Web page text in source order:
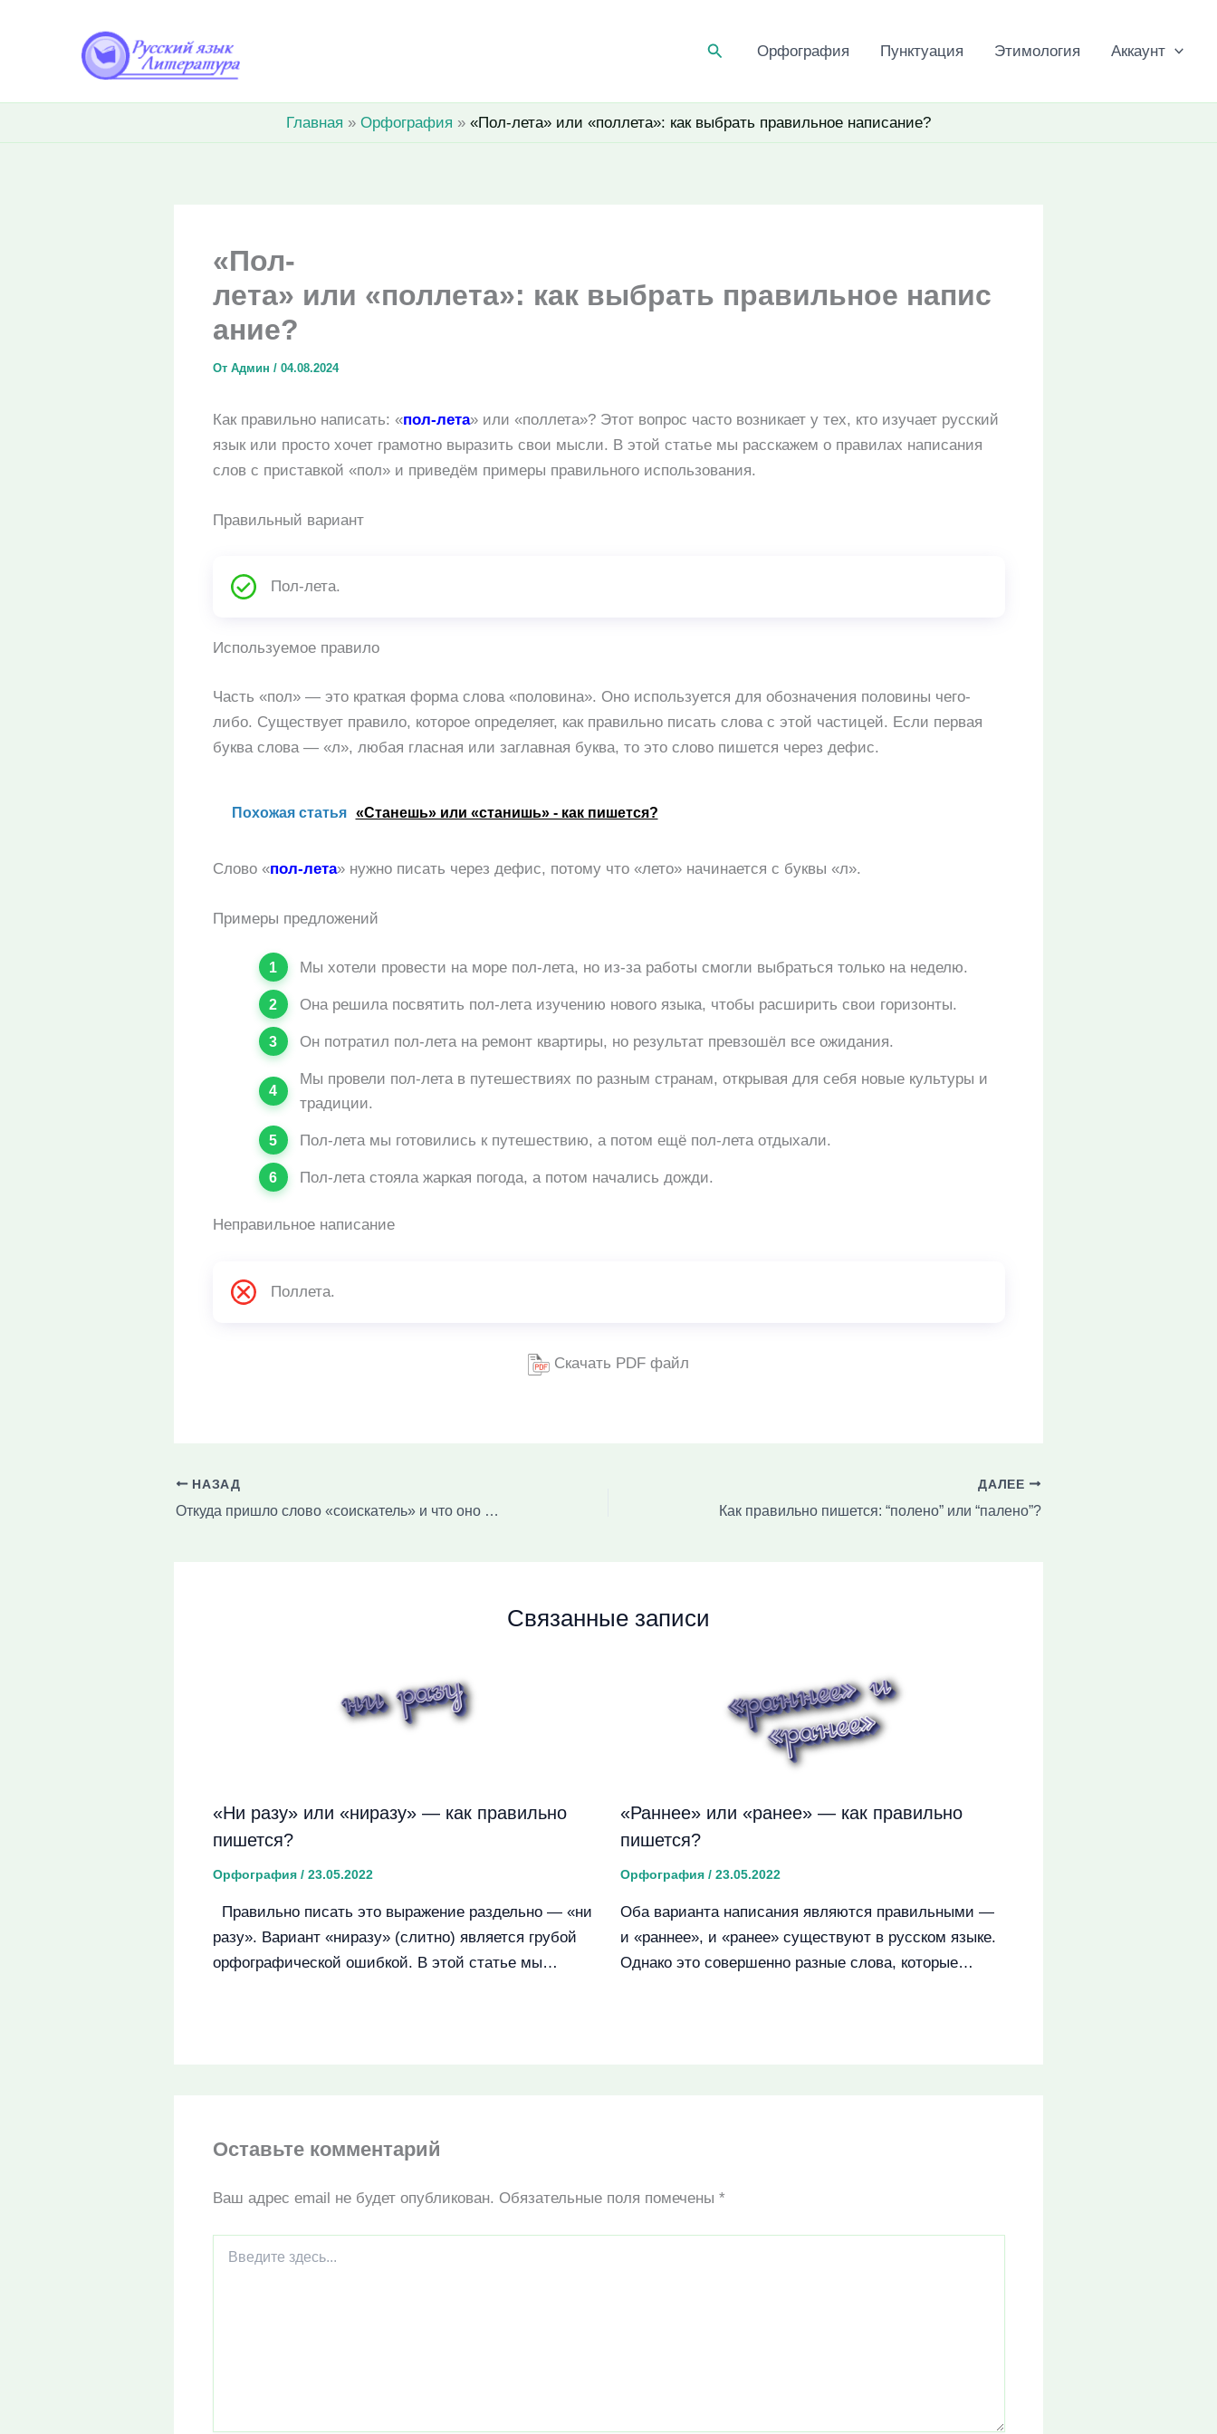
содержимому
Поиск Орфография Пунктуация Этимология Аккаунт
Главная Орфография «Пол-лета» или «поллета»: как выбрать правильное написание?
«Пол-
лета» или «поллета»: как выбрать правильное напис
ание?
От Админ / 04.08.2024
Как правильно написать: «пол-лета» или «поллета»? Этот вопрос часто возникает у тех, кто изучает русский
язык или просто хочет грамотно выразить свои мысли. В этой статье мы расскажем о правилах написания
слов с приставкой «пол» и приведём примеры правильного использования.
Правильный вариант
Пол-лета.
Используемое правило
Часть «пол» — это краткая форма слова «половина». Оно используется для обозначения половины чего-
либо. Существует правило, которое определяет, как правильно писать слова с этой частицей. Если первая
буква слова — «л», любая гласная или заглавная буква, то это слово пишется через дефис.
Похожая статья «Станешь» или «станишь» - как пишется?
Слово «пол-лета» нужно писать через дефис, потому что «лето» начинается с буквы «л».
Примеры предложений
Мы хотели провести на море пол-лета, но из-за работы смогли выбраться только на неделю.
Она решила посвятить пол-лета изучению нового языка, чтобы расширить свои горизонты.
Он потратил пол-лета на ремонт квартиры, но результат превзошёл все ожидания.
Мы провели пол-лета в путешествиях по разным странам, открывая для себя новые культуры и
традиции.
Пол-лета мы готовились к путешествию, а потом ещё пол-лета отдыхали.
Пол-лета стояла жаркая погода, а потом начались дожди.
Неправильное написание
Поллета.
Скачать PDF файл
НАЗАД
Откуда пришло слово «соискатель» и что оно означает?
ДАЛЕЕ
Как правильно пишется: “полено” или “палено”?
Связанные записи
«Ни разу» или «ниразу» — как правильно
пишется?
Орфография/ 23.05.2022
Правильно писать это выражение раздельно — «ни
разу». Вариант «ниразу» (слитно) является грубой
орфографической ошибкой. В этой статье мы…
«Раннее» или «ранее» — как правильно
пишется?
Орфография/ 23.05.2022
Оба варианта написания являются правильными —
и «раннее», и «ранее» существуют в русском языке.
Однако это совершенно разные слова, которые…
Оставьте комментарий
Ваш адрес email не будет опубликован. Обязательные поля помечены *
здесь...